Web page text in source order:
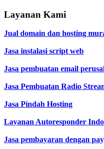
Layanan Kami
Jual domain dan hosting
Jasa instalasi script web
Jasa pembuatan email
Jasa Pembuatan Radio
Jasa Pindah Hosting
Layanan Autoresponder
Jasa pembayaran dengan